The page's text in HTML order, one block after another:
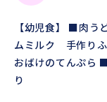
【幼児食】 ■肉
ムミルク 手作り
おばけのてんぷら
り